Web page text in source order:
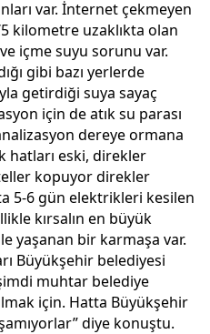
var. İnternet çekmeyen
kilometre uzaklıkta olan
içme suyu sorunu var.
gibi bazı yerlerde
getirdiği suya sayaç
için de atık su parası
dereye ormana
hatları eski, direkler
teller kopuyor direkler
5-6 gün elektrikleri kesilen
kırsalın en büyük
yaşanan bir karmaşa var.
Büyükşehir belediyesi
muhtar belediye
için. Hatta Büyükşehir
diye konuştu.